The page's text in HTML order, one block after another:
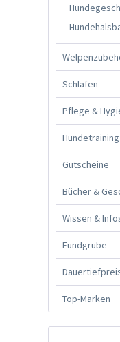
Schlafen
Pflege &
Hundetraining
Gutscheine
Bücher &
Wissen &
Fundgrube
Top-Marken